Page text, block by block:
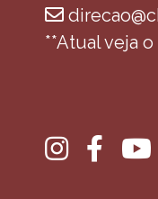
**Atual veja